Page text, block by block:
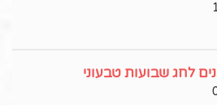
לחג שבועות טבעוני